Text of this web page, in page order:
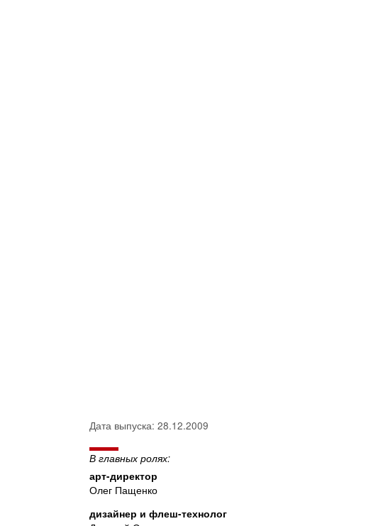
Дата выпуска: 28.12.2009
В главных ролях:
арт-директор
Олег Пащенко
дизайнер и флеш-технолог